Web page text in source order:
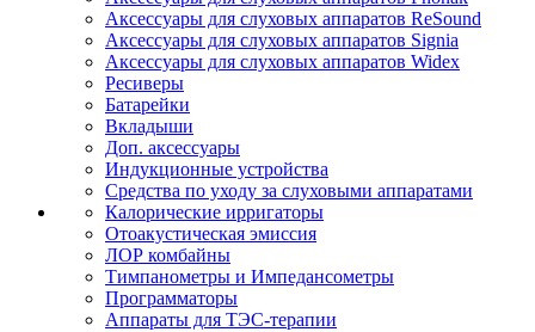
Аксессуары для слуховых аппаратов ReSound
Аксессуары для слуховых аппаратов Signia
Аксессуары для слуховых аппаратов Widex
Ресиверы
Батарейки
Вкладыши
Доп. аксессуары
Индукционные устройства
Средства по уходу за слуховыми аппаратами
Калорические ирригаторы
Отоакустическая эмиссия
ЛОР комбайны
Тимпанометры и Импедансометры
Программаторы
Аппараты для ТЭС-терапии